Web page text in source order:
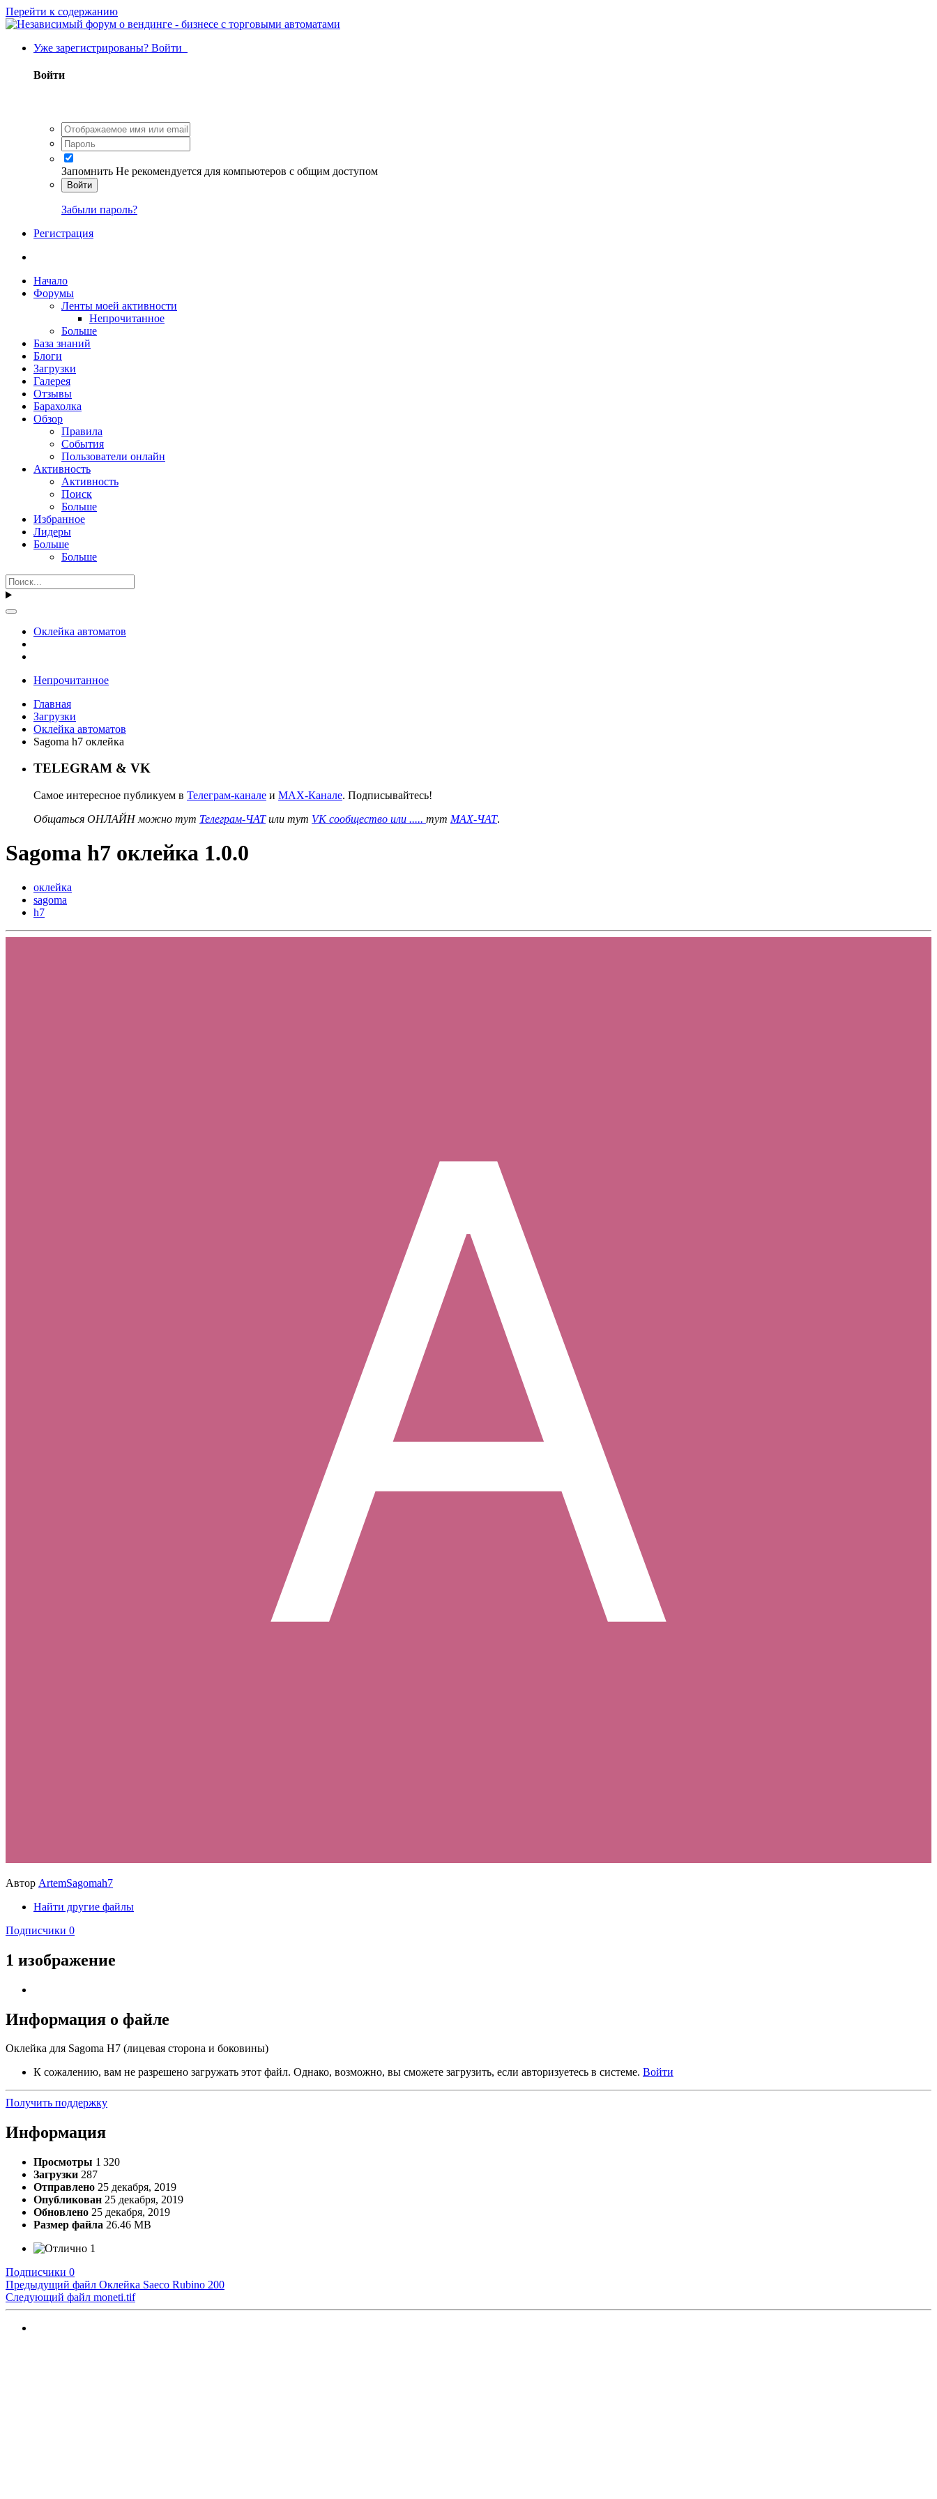
Перейти к содержанию
Уже зарегистрированы? Войти
Войти
Запомнить Не рекомендуется для компьютеров с общим доступом
Войти
Забыли пароль?
Регистрация
Начало
Форумы
Ленты моей активности
Непрочитанное
Больше
База знаний
Блоги
Загрузки
Галерея
Отзывы
Барахолка
Обзор
Правила
События
Пользователи онлайн
Активность
Активность
Поиск
Больше
Избранное
Лидеры
Больше
Больше
Оклейка автоматов
Непрочитанное
Главная
Загрузки
Оклейка автоматов
Sagoma h7 оклейка
TELEGRAM & VK
Самое интересное публикуем в Телеграм-канале и MAX-Канале. Подписывайтесь!
Общаться ОНЛАЙН можно тут Телеграм-ЧАТили тут VK сообщество или ..... тут MAX-ЧАТ.
Sagoma h7 оклейка 1.0.0
оклейка
sagoma
h7
Автор ArtemSagomah7
Найти другие файлы
Подписчики 0
1 изображение
Информация о файле
Оклейка для Sagoma H7 (лицевая сторона и боковины)
К сожалению, вам не разрешено загружать этот файл. Однако, возможно, вы сможете загрузить, если авторизуетесь в системе. Войти
Получить поддержку
Информация
Просмотры 1 320
Загрузки 287
Отправлено 25 декабря, 2019
Опубликован 25 декабря, 2019
Обновлено 25 декабря, 2019
Размер файла 26.46 MB
1
Подписчики 0
Предыдущий файл Оклейка Saeco Rubino 200
Следующий файл moneti.tif